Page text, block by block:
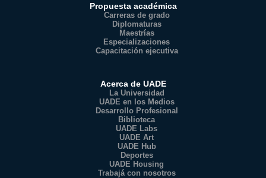
Propuesta académica
Carreras de grado
Diplomaturas
Maestrías
Especializaciones
Capacitación ejecutiva
Acerca de UADE
La Universidad
UADE en los Medios
Desarrollo Profesional
Biblioteca
UADE Labs
UADE Art
UADE Hub
Deportes
UADE Housing
Trabajá con nosotros